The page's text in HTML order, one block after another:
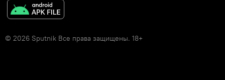
© 2026 Sputnik Все права защищены. 18+